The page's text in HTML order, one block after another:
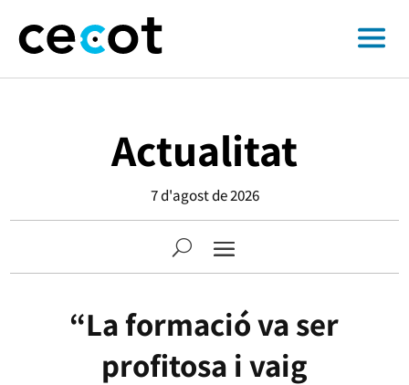
Actualitat
7 d'agost de 2026
“La formació va ser
profitosa i vaig